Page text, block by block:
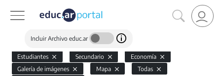
Incluir Archivo educ.ar
Estudiantes Secundario
Economía
Galería de imágenes
Mapa
Todas